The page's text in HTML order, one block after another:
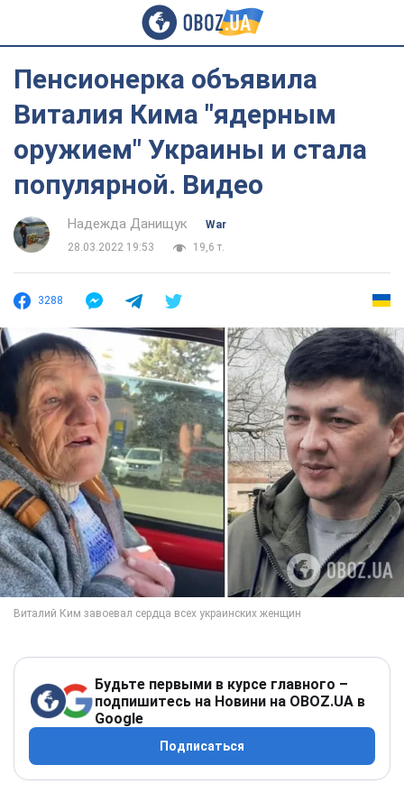
Пенсионерка объявила
Виталия Кима "ядерным
оружием" Украины и стала
популярной. Видео
Надежда Данищук
War
28.03.2022 19:53
19,6 т.
3288
Будьте первыми в курсе главного –
подпишитесь на Новини на OBOZ.UA в
Google
Подписаться